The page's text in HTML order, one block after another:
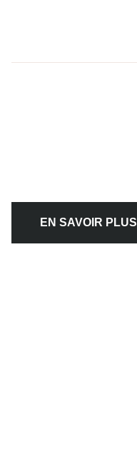
EN SAVOIR PLUS